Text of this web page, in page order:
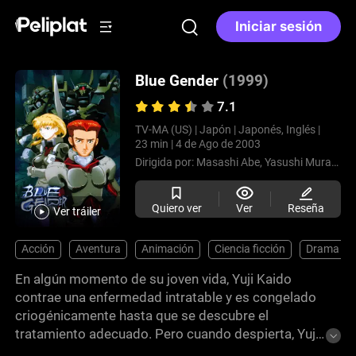
Iniciar sesión
Ver tráiler
Blue Gender (1999)
7.1
TV-MA (US) | Japón | Japonés, Inglés |
23 min | 4 de Ago de 2003
Dirigida por: Masashi Abe, Yasushi Muraki,
Quiero ver Ver Reseña
Acción Aventura Animación Ciencia ficción Drama
En algún momento de su joven vida, Yuji Kaido
contrae una enfermedad intratable y es congelado
criogénicamente hasta que se descubre el
tratamiento adecuado. Pero cuando despierta, Yuji